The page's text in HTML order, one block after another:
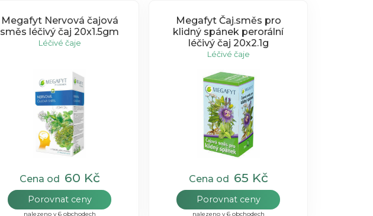
Megafyt Nervová čajová
směs léčivý čaj 20x1.5gm
Léčivé čaje
Cena od 60 Kč
Porovnat ceny
nalezeno v 6 obchodech
Megafyt Čaj.směs pro
klidný spánek perorální
léčivý čaj 20x2.1g
Léčivé čaje
Cena od 65 Kč
Porovnat ceny
nalezeno v 6 obchodech